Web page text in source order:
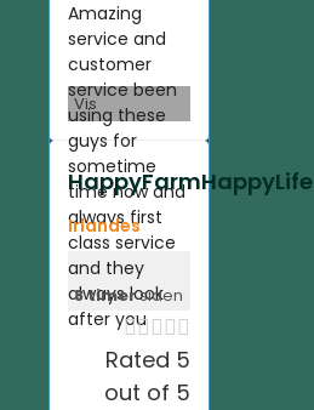
Amazing
service and
customer
service been
using these
guys for
sometime
time now and
always first
class service
and they
always look
after you
Vis
HappyFarmHappyLife
Irlandes
8 timersiden

Rated 5
out of 5